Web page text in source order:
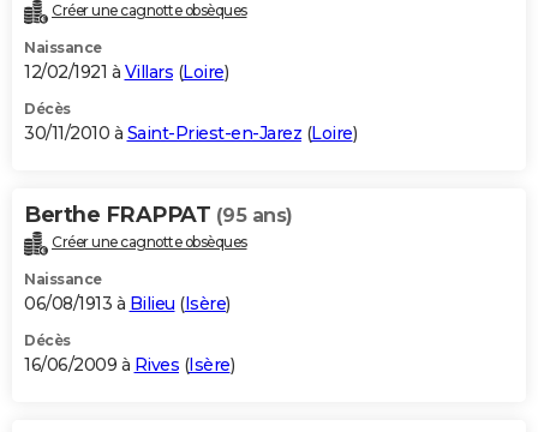
Créer une cagnotte obsèques
Naissance
12/02/1921 à Villars (Loire)
Décès
30/11/2010 à Saint-Priest-en-Jarez (Loire)
Berthe FRAPPAT (95 ans)
Créer une cagnotte obsèques
Naissance
06/08/1913 à Bilieu (Isère)
Décès
16/06/2009 à Rives (Isère)